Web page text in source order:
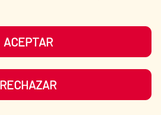
agua corriente
constante crecimiento.
ACEPTAR
RECHAZAR